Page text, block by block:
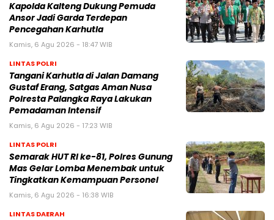
Kapolda Kalteng Dukung Pemuda
Ansor Jadi Garda Terdepan
Pencegahan Karhutla
Kamis, 6 Agu 2026 - 18:47 WIB
LINTAS POLRI
Tangani Karhutla di Jalan Damang
Gustaf Erang, Satgas Aman Nusa
Polresta Palangka Raya Lakukan
Pemadaman Intensif
Kamis, 6 Agu 2026 - 17:23 WIB
LINTAS POLRI
Semarak HUT RI ke-81, Polres Gunung
Mas Gelar Lomba Menembak untuk
Tingkatkan Kemampuan Personel
Kamis, 6 Agu 2026 - 16:38 WIB
LINTAS DAERAH